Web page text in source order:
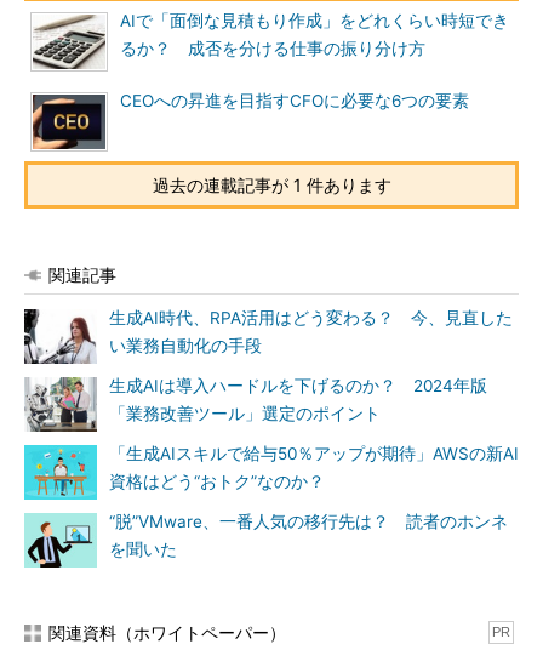
AIで「面倒な見積もり作成」をどれくらい時短でき
るか？ 成否を分ける仕事の振り分け方
CEOへの昇進を目指すCFOに必要な6つの要素
過去の連載記事が 1 件あります
関連記事
生成AI時代、RPA活用はどう変わる？ 今、見直した
い業務自動化の手段
生成AIは導入ハードルを下げるのか？ 2024年版
「業務改善ツール」選定のポイント
「生成AIスキルで給与50％アップが期待」AWSの新AI
資格はどう“おトク”なのか？
“脱”VMware、一番人気の移行先は？ 読者のホンネ
を聞いた
関連資料（ホワイトペーパー） PR